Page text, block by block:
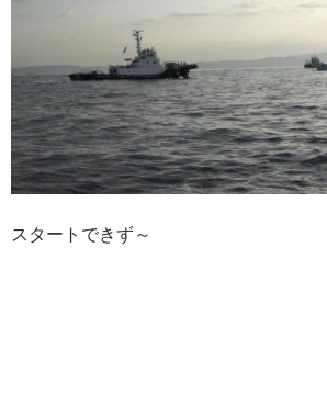
スタートできず～